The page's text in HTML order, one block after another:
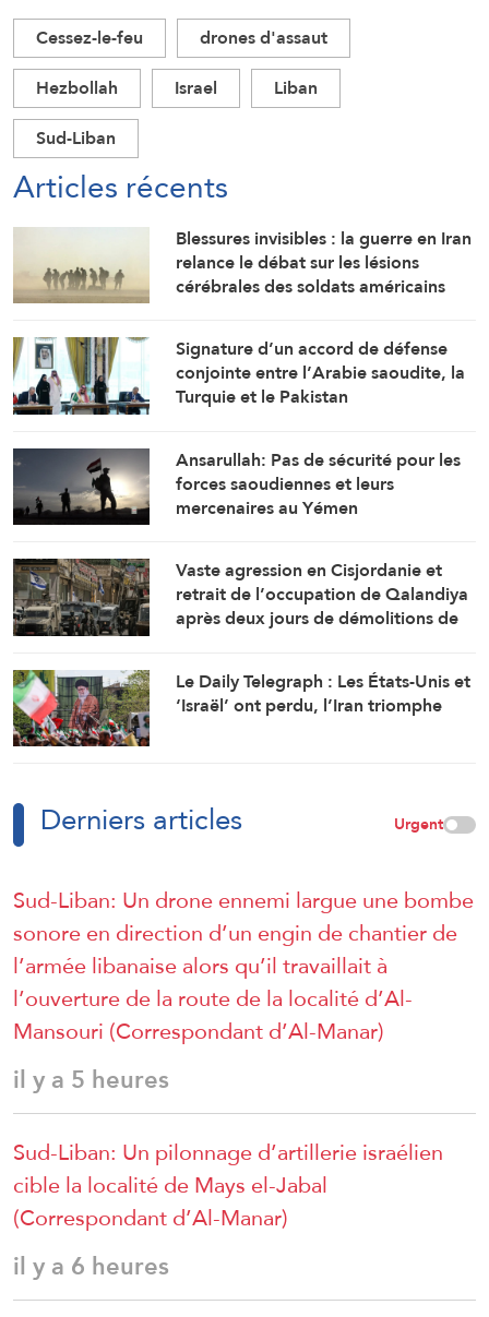
Cessez-le-feu
drones d'assaut
Hezbollah
Israel
Liban
Sud-Liban
Articles récents
Blessures invisibles : la guerre en Iran
relance le débat sur les lésions
cérébrales des soldats américains
Signature d’un accord de défense
conjointe entre l’Arabie saoudite, la
Turquie et le Pakistan
Ansarullah: Pas de sécurité pour les
forces saoudiennes et leurs
mercenaires au Yémen
Vaste agression en Cisjordanie et
retrait de l’occupation de Qalandiya
après deux jours de démolitions de
Le Daily Telegraph : Les États-Unis et
‘Israël’ ont perdu, l’Iran triomphe
Derniers articles Urgent
Sud-Liban: Un drone ennemi largue une bombe
sonore en direction d’un engin de chantier de
l’armée libanaise alors qu’il travaillait à
l’ouverture de la route de la localité d’Al-
Mansouri (Correspondant d’Al-Manar)
il y a 5 heures
Sud-Liban: Un pilonnage d’artillerie israélien
cible la localité de Mays el-Jabal
(Correspondant d’Al-Manar)
il y a 6 heures